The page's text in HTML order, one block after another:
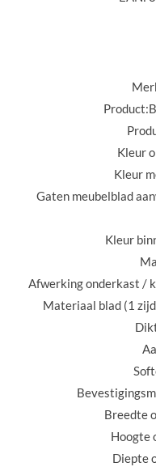
Product:
Kleur
Kleur
Gaten meubelblad
Kleur
Afwerking onderkast /
Materiaal blad (1
Breedte
Hoogte
Diepte